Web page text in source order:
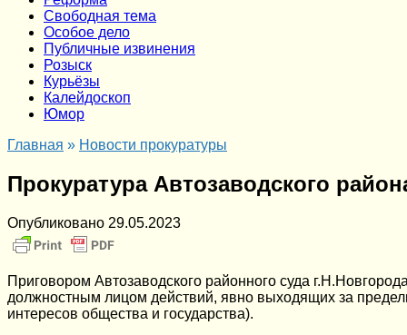
Cвободная тема
Особое дело
Публичные извинения
Розыск
Курьёзы
Калейдоскоп
Юмор
Главная » Новости прокуратуры
Прокуратура Автозаводского
Опубликовано 29.05.2023
Приговором Автозаводского районного суда
должностным лицом действий, явно выходящих за
интересов общества и государства).